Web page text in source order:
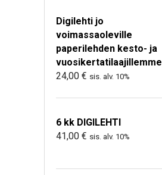
Digilehti jo
voimassaoleville
paperilehden kesto- ja
vuosikertatilaajillemme
24,00 € sis. alv. 10%
6 kk DIGILEHTI
41,00 € sis. alv. 10%